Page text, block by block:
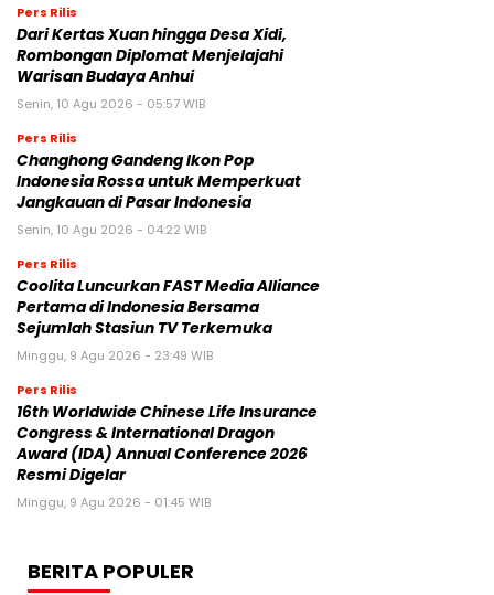
Pers Rilis
Dari Kertas Xuan hingga Desa Xidi,
Rombongan Diplomat Menjelajahi
Warisan Budaya Anhui
Senin, 10 Agu 2026 - 05:57 WIB
Pers Rilis
Changhong Gandeng Ikon Pop
Indonesia Rossa untuk Memperkuat
Jangkauan di Pasar Indonesia
Senin, 10 Agu 2026 - 04:22 WIB
Pers Rilis
Coolita Luncurkan FAST Media Alliance
Pertama di Indonesia Bersama
Sejumlah Stasiun TV Terkemuka
Minggu, 9 Agu 2026 - 23:49 WIB
Pers Rilis
16th Worldwide Chinese Life Insurance
Congress & International Dragon
Award (IDA) Annual Conference 2026
Resmi Digelar
Minggu, 9 Agu 2026 - 01:45 WIB
BERITA POPULER